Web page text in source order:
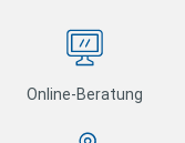
Online-Beratung